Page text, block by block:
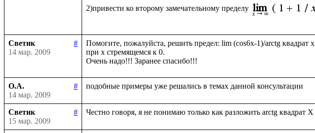
2)привести ко второму замечательному пределу
Светик
#
14 мар. 2009
Помогите, пожалуйста, решить предел: lim (cos6x-1)/arctg квадрат x
при х стремящемся к 0.
О.А.
#
14 мар. 2009
Светик
#
15 мар. 2009